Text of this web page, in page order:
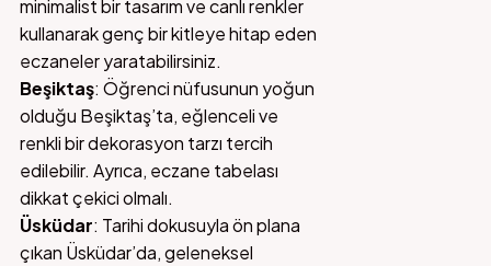
minimalist bir tasarım ve canlı renkler
kullanarak genç bir kitleye hitap eden
eczaneler yaratabilirsiniz.
Beşiktaş: Öğrenci nüfusunun yoğun
olduğu Beşiktaş’ta, eğlenceli ve
renkli bir dekorasyon tarzı tercih
edilebilir. Ayrıca, eczane tabelası
dikkat çekici olmalı.
Üsküdar: Tarihi dokusuyla ön plana
çıkan Üsküdar’da, geleneksel